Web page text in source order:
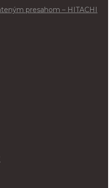
presahom – HITACHI